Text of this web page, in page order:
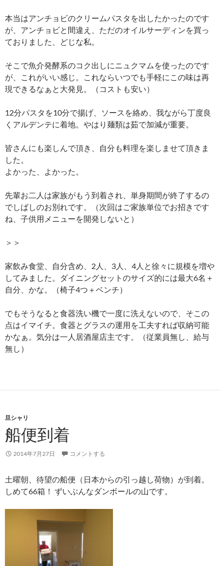
本当はアンチョビのクリームパスタを出したかったのです
が、アンチョビと間違え、ただのオイルサーディンを買っ
ておりました、どじな私。
そこで魚介発酵系のコク出しにニュクマムを使ったのです
が、これがいい感じ。これならいつでも手軽にこの味は再
現できるなぁと大発見。（コストも安い）
12分パスタを10分で揚げ、ソースを絡め、我ながら丁度良
くアルデンテに着地。やはり麺類は茹で加減が重要。
皆さんにも楽しんで頂き、自分も料理を楽しませて頂きま
した。
よかった、よかった。
先輩お二人は家族がもう到着され、単身期間が終了するの
でしばしのお別れです。（次回はご家族単位でお招きです
ね、子供用メニューを開発しないと）
＞＞
家飲み食堂、自分含め、2人、3人、4人と徐々に規模を増や
してみました。ダイニングセットのサイズ的には最大6名＋
自分、かな。（椅子4つ＋ベンチ）
でもそうなると食器洗い機で一度に洗えないので、そこの
点はイマイチ。食器とグラスの運用を工夫すれば収納可能
かなぁ。気分は一人居酒屋店主です。（従業員無し、給与
無し）
旦シャリ
船便到着
2014年7月27日 コメントする
土曜朝、待望の船便（日本からの引っ越し荷物）が到着。
しめて66箱！ ずいぶんなダンボールの山です。